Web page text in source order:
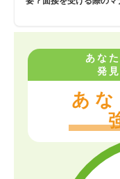
あな
発
あ